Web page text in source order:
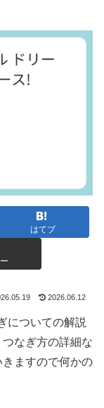
はてブ
2026.06.12
についての解説
なぎ方の詳細な
ますので何かの